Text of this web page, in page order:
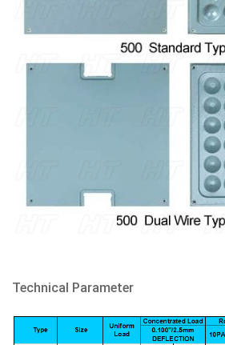
Technical Parameter